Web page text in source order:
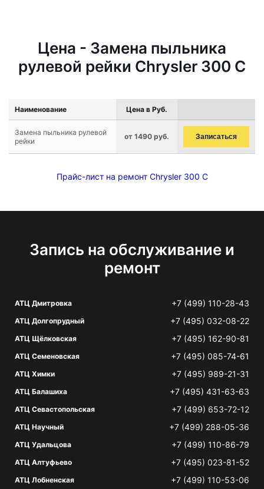
Цена - Замена пыльника
рулевой рейки Chrysler 300 C
Наименование Цена в Руб.
Замена пыльника рулевой
рейки
от 1490 руб. Записаться
Прайс-лист на ремонт Chrysler 300 C
Запись на обслуживание и
ремонт
АТЦ Дмитровка +7 (499) 110-28-43
АТЦ Долгопрудный +7 (495) 032-08-22
АТЦ Щёлковская +7 (495) 162-90-81
АТЦ Семеновская +7 (495) 085-74-61
АТЦ Химки +7 (495) 989-21-31
АТЦ Балашиха +7 (495) 431-63-63
АТЦ Севастопольская +7 (499) 653-72-12
АТЦ Научный +7 (499) 288-05-36
АТЦ Удальцова +7 (499) 110-86-79
АТЦ Алтуфьево +7 (495) 023-81-52
АТЦ Лобненская +7 (499) 110-53-06